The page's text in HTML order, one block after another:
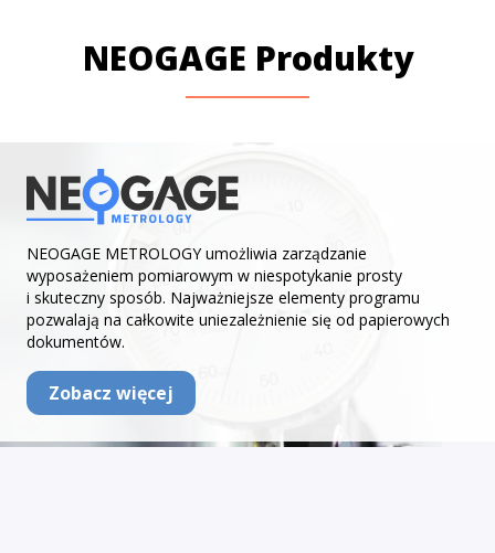
NEOGAGE Produkty
NEOGAGE METROLOGY umożliwia zarządzanie
wyposażeniem pomiarowym w niespotykanie prosty
i skuteczny sposób. Najważniejsze elementy programu
pozwalają na całkowite uniezależnienie się od papierowych
dokumentów.
Zobacz więcej